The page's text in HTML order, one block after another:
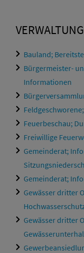
Bauland;
Bürgermeister-
Informationen
Feuerbeschau;
Freiwillige
Gemeinderat;
Gemeinderat;
Gewässer dritter
Gewässer dritter